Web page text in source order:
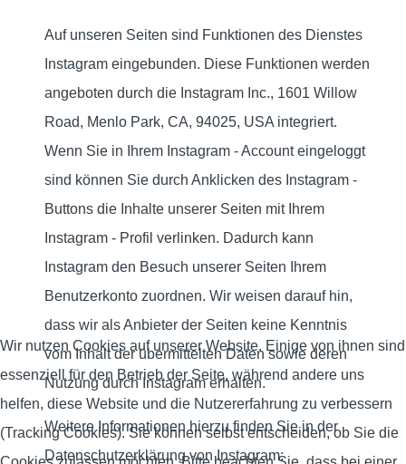
Auf unseren Seiten sind Funktionen des Dienstes
Instagram eingebunden. Diese Funktionen werden
angeboten durch die Instagram Inc., 1601 Willow
Road, Menlo Park, CA, 94025, USA integriert.
Wenn Sie in Ihrem Instagram - Account eingeloggt
sind können Sie durch Anklicken des Instagram -
Buttons die Inhalte unserer Seiten mit Ihrem
Instagram - Profil verlinken. Dadurch kann
Instagram den Besuch unserer Seiten Ihrem
Benutzerkonto zuordnen. Wir weisen darauf hin,
dass wir als Anbieter der Seiten keine Kenntnis
vom Inhalt der übermittelten Daten sowie deren
Nutzung durch Instagram erhalten.
Weitere Informationen hierzu finden Sie in der
Datenschutzerklärung von Instagram:
Wir nutzen Cookies auf unserer Website. Einige von ihnen sind
essenziell für den Betrieb der Seite, während andere uns
helfen, diese Website und die Nutzererfahrung zu verbessern
(Tracking Cookies). Sie können selbst entscheiden, ob Sie die